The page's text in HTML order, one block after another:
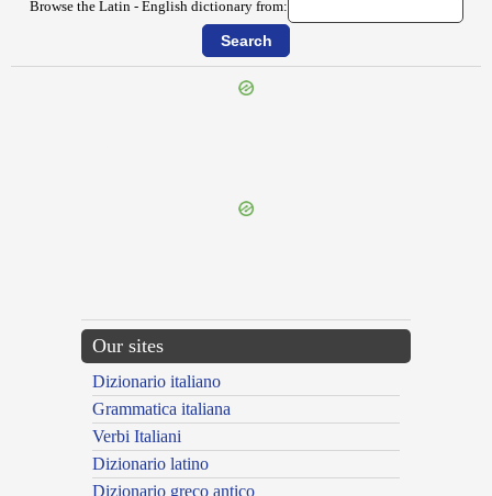
Browse the Latin - English dictionary from:
Our sites
Dizionario italiano
Grammatica italiana
Verbi Italiani
Dizionario latino
Dizionario greco antico